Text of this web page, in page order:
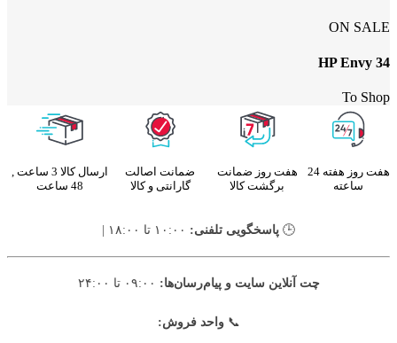
ON SALE
HP Envy 34
To Shop
هفت روز هفته 24
ساعته
هفت روز ضمانت
برگشت کالا
ضمانت اصالت
گارانتی و کالا
ارسال کالا 3 ساعت ,
48 ساعت
🕒 پاسخگویی تلفنی:
چت آنلاین سایت و پیام‌رسان‌ها:
📞واحد فروش: